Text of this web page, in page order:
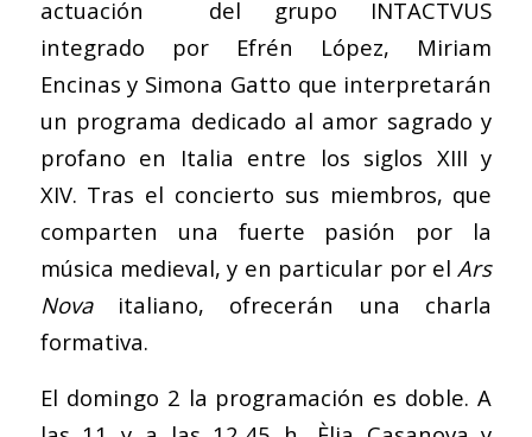
actuación del grupo INTACTVUS
integrado por Efrén López, Miriam
Encinas y Simona Gatto que interpretarán
un programa dedicado al amor sagrado y
profano en Italia entre los siglos XIII y
XIV. Tras el concierto sus miembros, que
comparten una fuerte pasión por la
música medieval, y en particular por elArs
Nova italiano, ofrecerán una charla
formativa.
El domingo 2 la programación es doble. A